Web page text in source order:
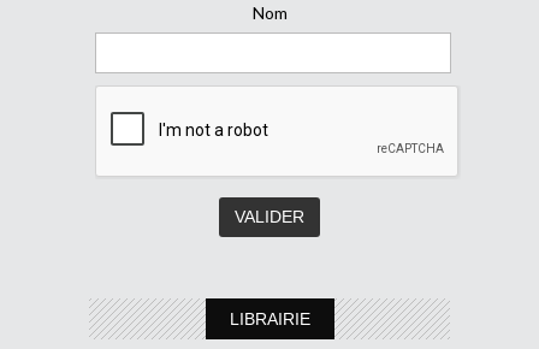
Nom
LIBRAIRIE